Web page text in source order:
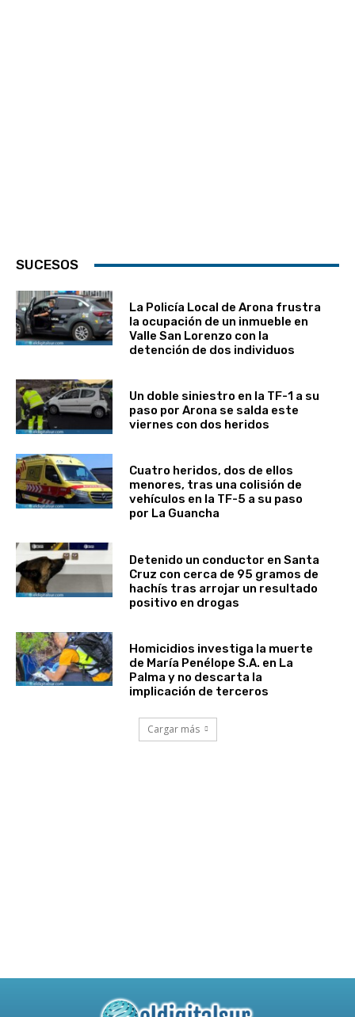
SUCESOS
La Policía Local de Arona frustra
la ocupación de un inmueble en
Valle San Lorenzo con la
detención de dos individuos
Un doble siniestro en la TF-1 a su
paso por Arona se salda este
viernes con dos heridos
Cuatro heridos, dos de ellos
menores, tras una colisión de
vehículos en la TF-5 a su paso
por La Guancha
Detenido un conductor en Santa
Cruz con cerca de 95 gramos de
hachís tras arrojar un resultado
positivo en drogas
Homicidios investiga la muerte
de María Penélope S.A. en La
Palma y no descarta la
implicación de terceros
Cargar más